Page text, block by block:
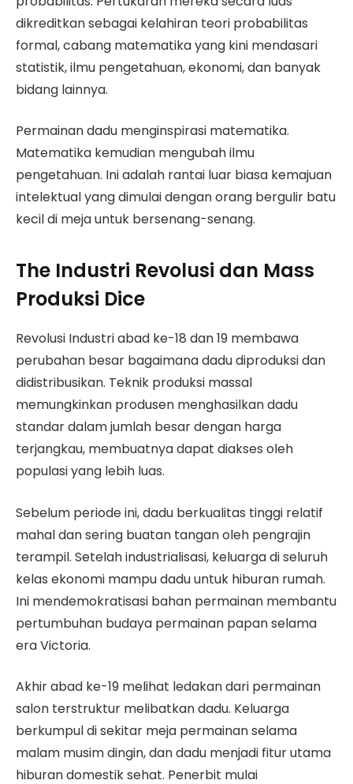
dikreditkan sebagai kelahiran teori probabilitas
formal, cabang matematika yang kini mendasari
statistik, ilmu pengetahuan, ekonomi, dan banyak
bidang lainnya.
Permainan dadu menginspirasi matematika.
Matematika kemudian mengubah ilmu
pengetahuan. Ini adalah rantai luar biasa kemajuan
intelektual yang dimulai dengan orang bergulir batu
kecil di meja untuk bersenang-senang.
The Industri Revolusi dan Mass
Produksi Dice
Revolusi Industri abad ke-18 dan 19 membawa
perubahan besar bagaimana dadu diproduksi dan
didistribusikan. Teknik produksi massal
memungkinkan produsen menghasilkan dadu
standar dalam jumlah besar dengan harga
terjangkau, membuatnya dapat diakses oleh
populasi yang lebih luas.
Sebelum periode ini, dadu berkualitas tinggi relatif
mahal dan sering buatan tangan oleh pengrajin
terampil. Setelah industrialisasi, keluarga di seluruh
kelas ekonomi mampu dadu untuk hiburan rumah.
Ini mendemokratisasi bahan permainan membantu
pertumbuhan budaya permainan papan selama
era Victoria.
Akhir abad ke-19 melihat ledakan dari permainan
salon terstruktur melibatkan dadu. Keluarga
berkumpul di sekitar meja permainan selama
malam musim dingin, dan dadu menjadi fitur utama
hiburan domestik sehat. Penerbit mulai